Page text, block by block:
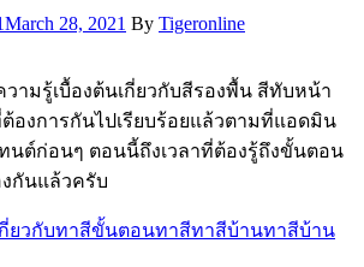
March 28, 2021 By Tigeronline
ามรู้เบื้องต้นเกี่ยวกับสีรองพื้น สีทับหน้า
องการกันไปเรียบร้อยแล้วตามที่แอดมิน
นต์ก่อนๆ ตอนนี้ถึงเวลาที่ต้องรู้ถึงขั้นตอน
กันแล้วครับ
ยวกับทาสีขั้นตอนทาสีทาสีบ้านทาสีบ้าน